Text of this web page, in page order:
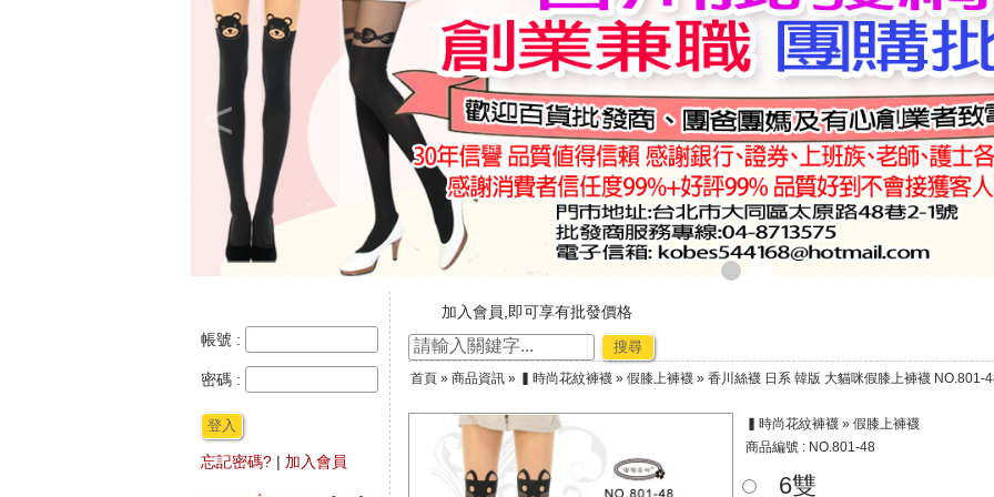
<
帳號 :
密碼 :
登入
忘記密碼? | 加入會員
加入會員,即可享有批發價格
新官網，購物好輕鬆
☆ ★~廠商合作-專利技術~☆ ★
★★年節出貨公告★★
搜尋
首頁 » 商品資訊 » ▍時尚花紋褲襪 » 假膝上褲襪 » 香川絲襪 日系 韓版 大貓咪假膝上褲襪 NO.801-
▍時尚花紋褲襪 » 假膝上褲襪
商品編號 : NO.801-48
6雙